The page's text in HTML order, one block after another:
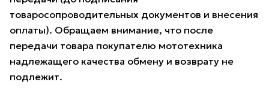
товаросопроводительных документов и внесения
оплаты). Обращаем внимание, что после
передачи товара покупателю мототехника
надлежащего качества обмену и возврату не
подлежит.